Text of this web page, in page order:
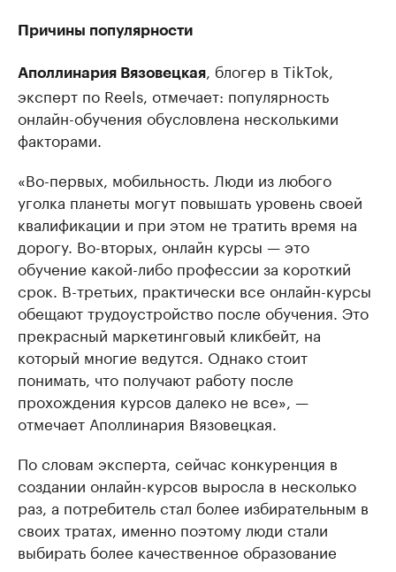
Причины популярности
Аполлинария Вязовецкая
, блогер в TikTok,
эксперт по Reels, отмечает: популярность
онлайн-обучения обусловлена несколькими
факторами.
«Во-первых, мобильность. Люди из любого
уголка планеты могут повышать уровень своей
квалификации и при этом не тратить время на
дорогу. Во-вторых, онлайн курсы — это
обучение какой-либо профессии за короткий
срок. В-третьих, практически все онлайн-курсы
обещают трудоустройство после обучения. Это
прекрасный маркетинговый кликбейт, на
который многие ведутся. Однако стоит
понимать, что получают работу после
прохождения курсов далеко не все», —
отмечает Аполлинария Вязовецкая.
По словам эксперта, сейчас конкуренция в
создании онлайн-курсов выросла в несколько
раз, а потребитель стал более избирательным в
своих тратах, именно поэтому люди стали
выбирать более качественное образование